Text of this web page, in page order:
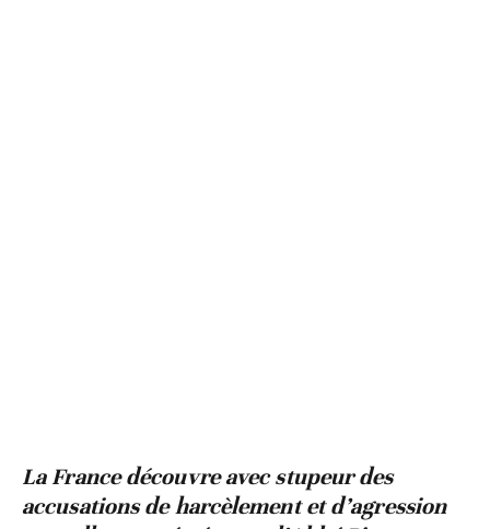
La France découvre avec stupeur des
accusations de harcèlement et d’agression